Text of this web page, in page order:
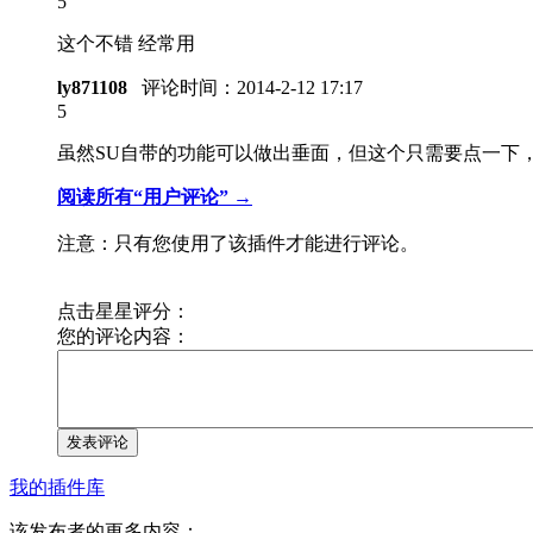
这个不错 经常用
ly871108 评论时间： 2014-2-12 17:17
5
虽然SU自带的功能可以做出垂面，但这个只需要点一下
阅读所有“用户评论” →
注意：只有您使用了该插件才能进行评论。
点击星星评分：
您的评论内容：
发表评论
我的插件库